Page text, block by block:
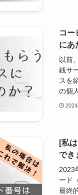
コー
にあ
以前
銭サ
スを
の個
[私
でき
2023
ード
最終